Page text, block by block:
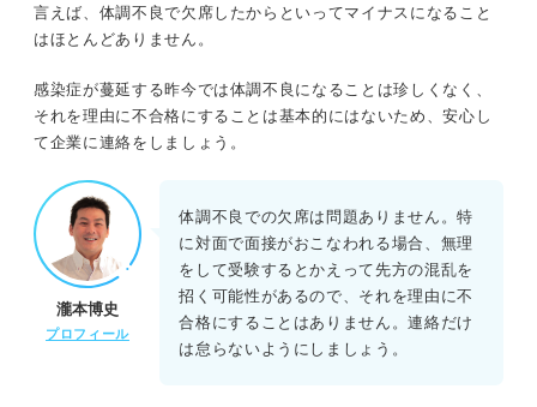
言えば、体調不良で欠席したからといってマイナスになること
はほとんどありません。
感染症が蔓延する昨今では体調不良になることは珍しくなく、
それを理由に不合格にすることは基本的にはないため、安心し
て企業に連絡をしましょう。
瀧本博史
プロフィール
体調不良での欠席は問題ありません。特
に対面で面接がおこなわれる場合、無理
をして受験するとかえって先方の混乱を
招く可能性があるので、それを理由に不
合格にすることはありません。連絡だけ
は怠らないようにしましょう。